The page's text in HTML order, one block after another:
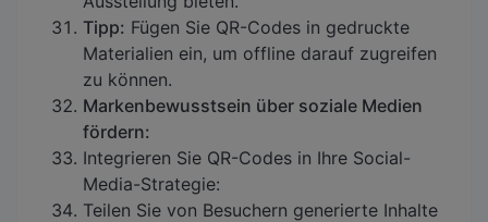
Tipp: Fügen Sie QR-Codes in gedruckte
Materialien ein, um offline darauf zugreifen
zu können.
Markenbewusstsein über soziale Medien
fördern:
Integrieren Sie QR-Codes in Ihre Social-
Media-Strategie:
Teilen Sie von Besuchern generierte Inhalte